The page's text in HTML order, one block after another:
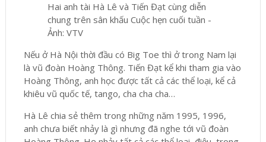
Hai anh tài Hà Lê và Tiến Đạt cùng diễn
chung trên sân khấu Cuộc hẹn cuối tuần -
Ảnh: VTV
Nếu ở Hà Nội thời đầu có Big Toe thì ở trong Nam lại
là vũ đoàn Hoàng Thông. Tiến Đạt kể khi tham gia vào
Hoàng Thông, anh học được tất cả các thể loại, kể cả
khiêu vũ quốc tế, tango, cha cha cha…
Hà Lê chia sẻ thêm trong những năm 1995, 1996,
anh chưa biết nhảy là gì nhưng đã nghe tới vũ đoàn